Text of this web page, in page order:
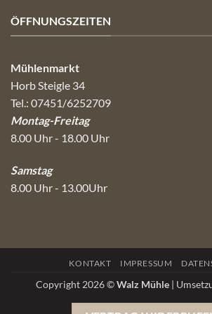
ÖFFNUNGSZEITEN
Mühlenmarkt
Horb Steigle 34
Tel.: 07451/6252709
Montag-Freitag
8.00 Uhr - 18.00 Uhr
Samstag
8.00 Uhr - 13.00Uhr
KONTAKT IMPRESSUM
Copyright 2026 ©Walz Mühle |